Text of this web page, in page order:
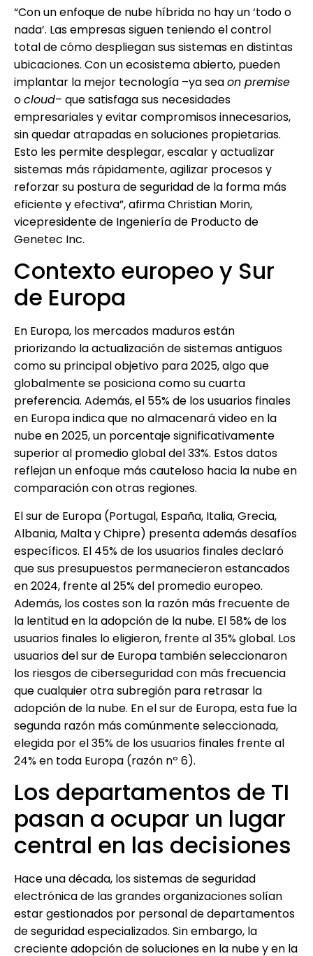
“Con un enfoque de nube híbrida no hay un ‘todo o
nada’. Las empresas siguen teniendo el control
total de cómo despliegan sus sistemas en distintas
ubicaciones. Con un ecosistema abierto, pueden
implantar la mejor tecnología –ya seaon premise
ocloud– que satisfaga sus necesidades
empresariales y evitar compromisos innecesarios,
sin quedar atrapadas en soluciones propietarias.
Esto les permite desplegar, escalar y actualizar
sistemas más rápidamente, agilizar procesos y
reforzar su postura de seguridad de la forma más
eficiente y efectiva”, afirma Christian Morin,
vicepresidente de Ingeniería de Producto de
Genetec Inc.
Contexto europeo y Sur
de Europa
En Europa, los mercados maduros están
priorizando la actualización de sistemas antiguos
como su principal objetivo para 2025, algo que
globalmente se posiciona como su cuarta
preferencia. Además, el 55% de los usuarios finales
en Europa indica que no almacenará video en la
nube en 2025, un porcentaje significativamente
superior al promedio global del 33%. Estos datos
reflejan un enfoque más cauteloso hacia la nube en
comparación con otras regiones.
El sur de Europa (Portugal, España, Italia, Grecia,
Albania, Malta y Chipre) presenta además desafíos
específicos. El 45% de los usuarios finales declaró
que sus presupuestos permanecieron estancados
en 2024, frente al 25% del promedio europeo.
Además, los costes son la razón más frecuente de
la lentitud en la adopción de la nube. El 58% de los
usuarios finales lo eligieron, frente al 35% global. Los
usuarios del sur de Europa también seleccionaron
los riesgos de ciberseguridad con más frecuencia
que cualquier otra subregión para retrasar la
adopción de la nube. En el sur de Europa, esta fue la
segunda razón más comúnmente seleccionada,
elegida por el 35% de los usuarios finales frente al
24% en toda Europa (razón nº 6).
Los departamentos de TI
pasan a ocupar un lugar
central en las decisiones
Hace una década, los sistemas de seguridad
electrónica de las grandes organizaciones solían
estar gestionados por personal de departamentos
de seguridad especializados. Sin embargo, la
creciente adopción de soluciones en la nube y en la